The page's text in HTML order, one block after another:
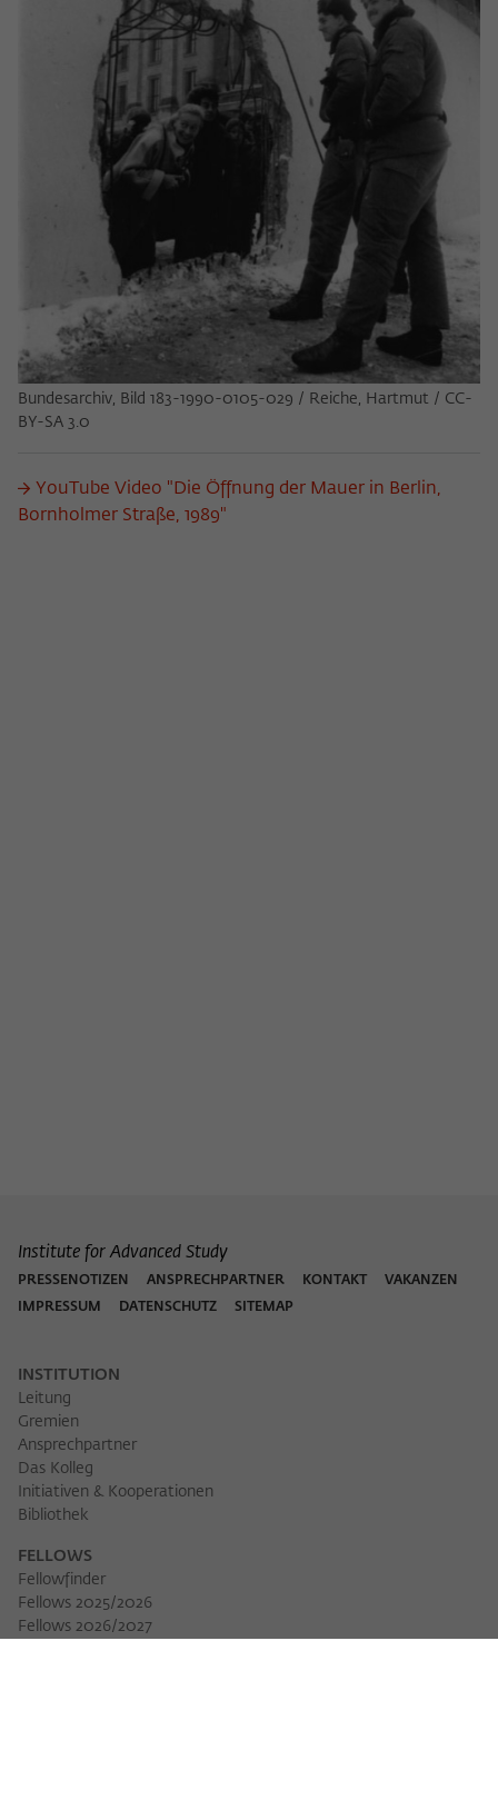
Bundesarchiv, Bild 183-1990-0105-029 / Reiche, Hartmut / CC-
BY-SA 3.0
YouTube Video "Die Öffnung der Mauer in Berlin,
Bornholmer Straße, 1989"
Institute for Advanced Study
PRESSENOTIZEN ANSPRECHPARTNER KONTAKT
VAKANZEN
IMPRESSUM
DATENSCHUTZ SITEMAP
INSTITUTION
Leitung
Gremien
Ansprechpartner
Das Kolleg
Initiativen & Kooperationen
Bibliothek
FELLOWS
Fellowfinder
Fellows 2025/2026
Fellows 2026/2027